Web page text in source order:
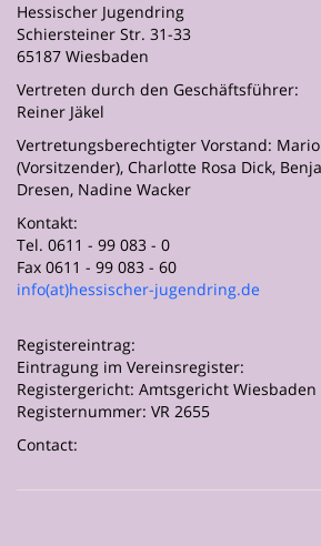
Hessischer Jugendring
Schiersteiner Str. 31-33
65187 Wiesbaden
Vertreten durch den Geschäftsführer:
Reiner Jäkel
Vertretungsberechtigter Vorstand:
(Vorsitzender), Charlotte Rosa Dick,
Dresen, Nadine Wacker
Kontakt:
Tel. 0611 - 99 083 - 0
Fax 0611 - 99 083 - 60
info(at)hessischer-jugendring.de
Registereintrag:
Eintragung im Vereinsregister:
Registergericht: Amtsgericht Wiesbaden
Registernummer: VR 2655
Contact: